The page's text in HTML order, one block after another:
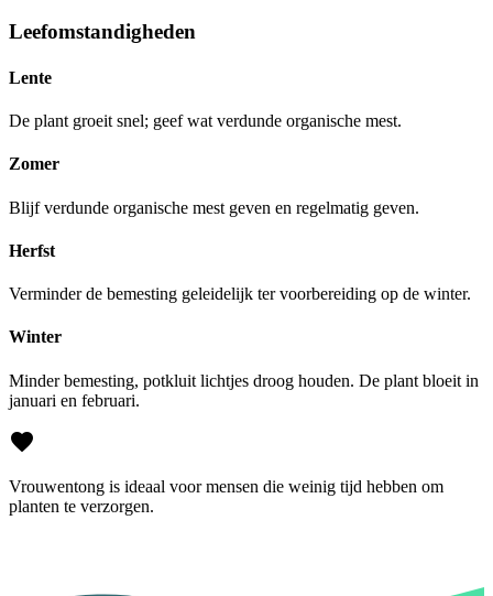
Leefomstandigheden
Lente
De plant groeit snel; geef wat verdunde organische mest.
Zomer
Blijf verdunde organische mest geven en regelmatig geven.
Herfst
Verminder de bemesting geleidelijk ter voorbereiding op de winter.
Winter
Minder bemesting, potkluit lichtjes droog houden. De plant bloeit in
januari en februari.
Vrouwentong is ideaal voor mensen die weinig tijd hebben om
planten te verzorgen.